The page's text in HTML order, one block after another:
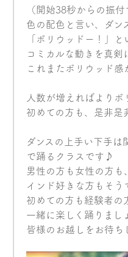
（開始38秒からの振付
色の配色と言い、ダン
「ボリウッドー！」
コミカルな動きを真剣
これまたボリウッド感
人数が増えればよりボ
初めての方も、是非
ダンスの上手い下手は
で踊るクラスです♪
男性の方も女性の方も
インド好きな方もそう
初めての方も経験者の
一緒に楽しく踊りまし
皆様のお越しをお待ち